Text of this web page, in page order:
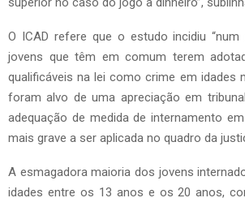
O ICAD refere que o estudo incidiu
jovens que têm em comum terem
qualificáveis na lei como crime em idades
foram alvo de uma apreciação em
adequação de medida de internamento
mais grave a ser aplicada no quadro da
A esmagadora maioria dos jovens
idades entre os 13 anos e os 20 anos,